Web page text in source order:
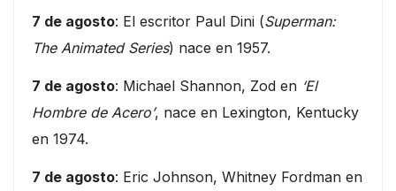
7 de agosto: El escritor Paul Dini (Superman:
The Animated Series) nace en 1957.
7 de agosto: Michael Shannon, Zod en ‘El
Hombre de Acero’, nace en Lexington, Kentucky
en 1974.
7 de agosto: Eric Johnson, Whitney Fordman en